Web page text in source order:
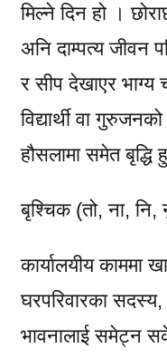
मिल्ने दिन हो ।
अनि दाम्पत्य
र सीप देखाएर
विद्यार्थी वा
हौसलामा समेत बृद्धि
बृश्चिक (तो, ना, नि,
कार्यालयीय काममा
घरपरिवारका
भावनालाई समेट्न